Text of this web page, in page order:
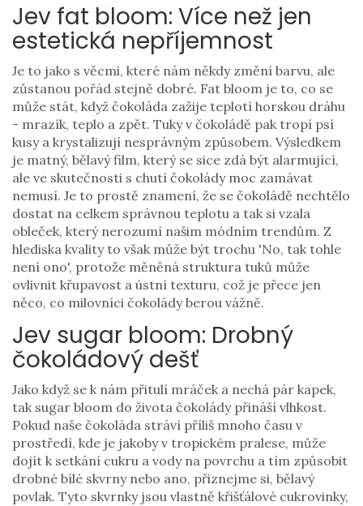
Jev fat bloom: Více než jen
estetická nepříjemnost
Je to jako s věcmi, které nám někdy změní barvu, ale
zůstanou pořád stejně dobré. Fat bloom je to, co se
může stát, když čokoláda zažije teplotí horskou dráhu
- mrazík, teplo a zpět. Tuky v čokoládě pak tropí psí
kusy a krystalizují nesprávným způsobem. Výsledkem
je matný, bělavý film, který se sice zdá být alarmující,
ale ve skutečnosti s chutí čokolády moc zamávat
nemusí. Je to prostě znamení, že se čokoládě nechtělo
dostat na celkem správnou teplotu a tak si vzala
obleček, který nerozumí našim módním trendům. Z
hlediska kvality to však může být trochu 'No, tak tohle
není ono', protože měněná struktura tuků může
ovlivnit křupavost a ústní texturu, což je přece jen
něco, co milovníci čokolády berou vážně.
Jev sugar bloom: Drobný
čokoládový dešť
Jako když se k nám přitulí mráček a nechá pár kapek,
tak sugar bloom do života čokolády přináší vlhkost.
Pokud naše čokoláda stráví příliš mnoho času v
prostředí, kde je jakoby v tropickém pralese, může
dojít k setkání cukru a vody na povrchu a tím způsobit
drobné bílé skvrny nebo ano, přiznejme si, bělavý
povlak. Tyto skvrnky jsou vlastně křišťálové cukrovinky,